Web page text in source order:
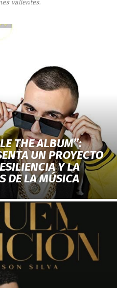
valientes.
THE ALBUM”:
UN PROYECTO
Y LA
DE LA MÚSICA